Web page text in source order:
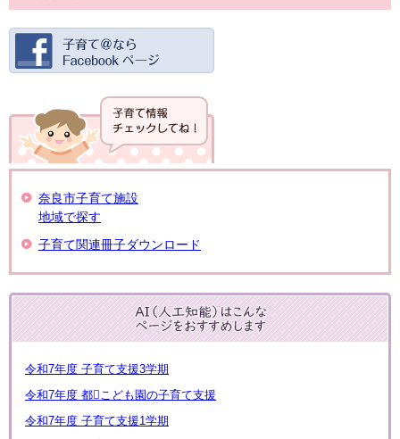
奈良市子育て施設
地域で探す
子育て関連冊子ダウンロード
令和7年度 子育て支援3学期
令和7年度 都こども園の子育て支援
令和7年度 子育て支援1学期